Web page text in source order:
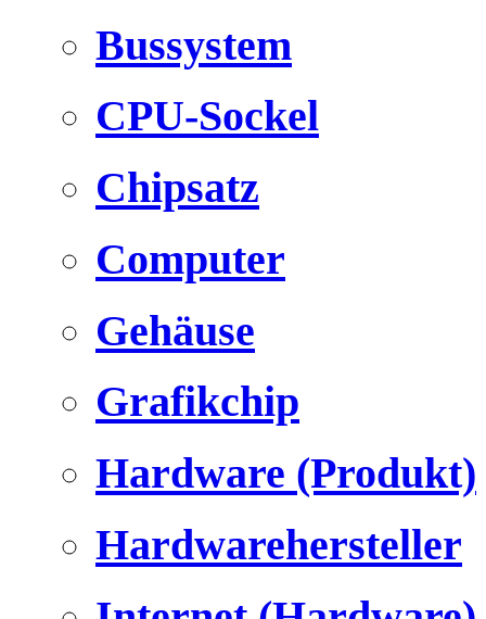
Bussystem
CPU-Sockel
Chipsatz
Computer
Gehäuse
Grafikchip
Hardware (Produkt)
Hardwarehersteller